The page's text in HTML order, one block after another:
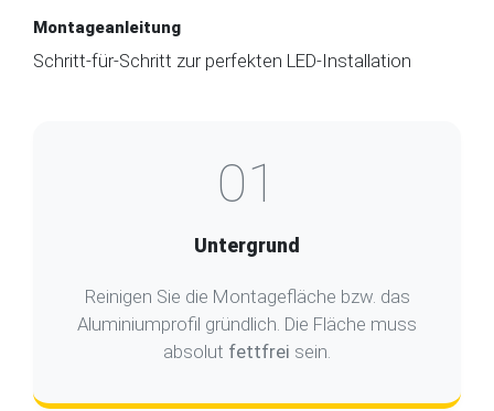
Montageanleitung
Schritt-für-Schritt zur perfekten LED-Installation
01
Untergrund
Reinigen Sie die Montagefläche bzw. das
Aluminiumprofil gründlich. Die Fläche muss
absolut fettfrei sein.